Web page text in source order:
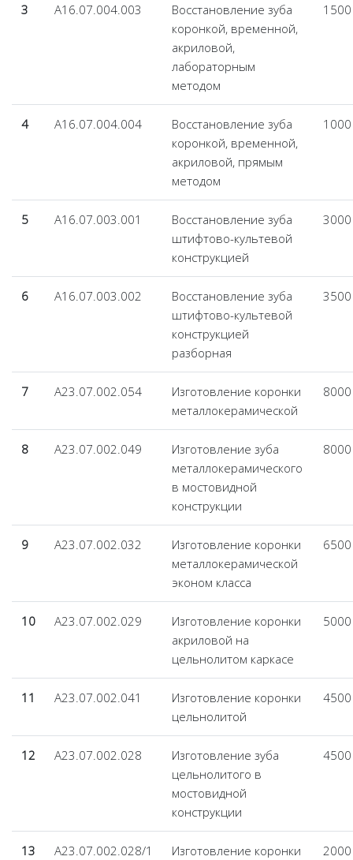
3 А16.07.004.003
Восстановление зуба
коронкой, временной,
акриловой,
лабораторным
методом
1500
4 А16.07.004.004
Восстановление зуба
коронкой, временной,
акриловой, прямым
методом
1000
5 А16.07.003.001
Восстановление зуба
штифтово-культевой
конструкцией
3000
6 А16.07.003.002
Восстановление зуба
штифтово-культевой
конструкцией
разборная
3500
7 А23.07.002.054
Изготовление коронки
металлокерамической
8000
8 А23.07.002.049
Изготовление зуба
металлокерамического
в мостовидной
конструкции
8000
9 А23.07.002.032
Изготовление коронки
металлокерамической
эконом класса
6500
10 А23.07.002.029
Изготовление коронки
акриловой на
цельнолитом каркасе
5000
11 А23.07.002.041
Изготовление коронки
цельнолитой
4500
12 А23.07.002.028
Изготовление зуба
цельнолитого в
мостовидной
конструкции
4500
13 А23.07.002.028/1
Изготовление коронки
2000